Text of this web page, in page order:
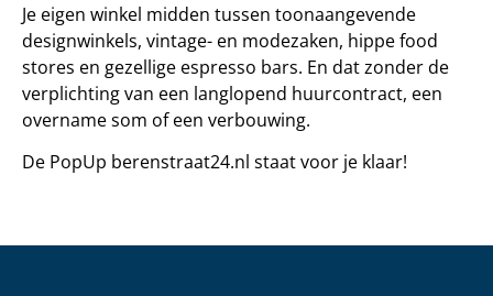
Je eigen winkel midden tussen toonaangevende
designwinkels, vintage- en modezaken, hippe food
stores en gezellige espresso bars. En datzonder de
verplichting van een langlopend huurcontract, een
overname som of een verbouwing.
De PopUp berenstraat24.nl staat voor je klaar!